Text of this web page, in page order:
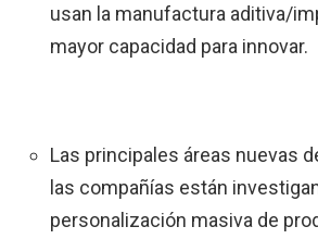
usan la manufactura aditiva/
mayor capacidad para innovar.
Las principales áreas nuevas
las compañías están
personalización masiva de